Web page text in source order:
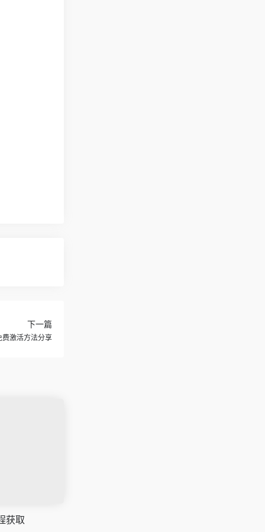
下一篇
激活方法分享
获取